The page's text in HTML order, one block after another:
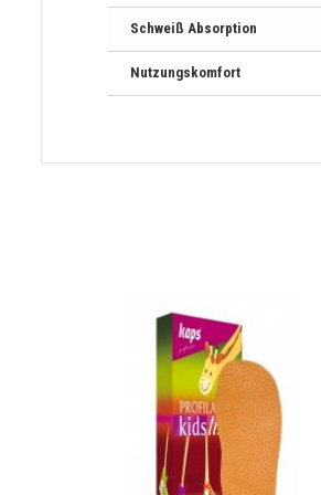
Schweiß Absorption
Nutzungskomfort